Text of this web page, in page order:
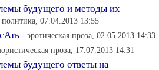
будущего и методы их
07.04.2013 13:55
- эротическая проза, 02.05.2013 14:33
проза, 17.07.2013 14:31
будущего ответы на